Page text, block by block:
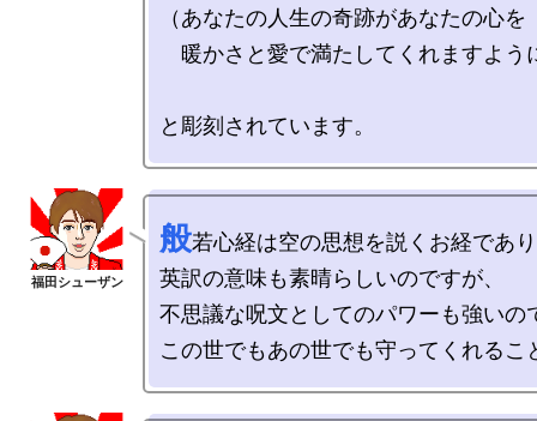
（あなたの人生の奇跡があなたの心を
暖かさと愛で満たしてくれますよう
般若心経は空の思想を説くお経であ
英訳の意味も素晴らしいのですが、
不思議な呪文としてのパワーも強いの